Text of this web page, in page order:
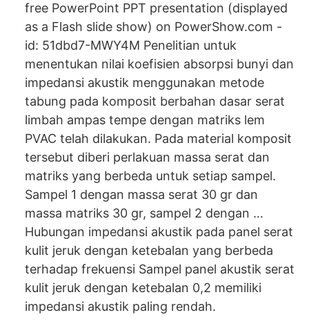
free PowerPoint PPT presentation (displayed
as a Flash slide show) on PowerShow.com -
id: 51dbd7-MWY4M Penelitian untuk
menentukan nilai koefisien absorpsi bunyi dan
impedansi akustik menggunakan metode
tabung pada komposit berbahan dasar serat
limbah ampas tempe dengan matriks lem
PVAC telah dilakukan. Pada material komposit
tersebut diberi perlakuan massa serat dan
matriks yang berbeda untuk setiap sampel.
Sampel 1 dengan massa serat 30 gr dan
massa matriks 30 gr, sampel 2 dengan …
Hubungan impedansi akustik pada panel serat
kulit jeruk dengan ketebalan yang berbeda
terhadap frekuensi Sampel panel akustik serat
kulit jeruk dengan ketebalan 0,2 memiliki
impedansi akustik paling rendah.